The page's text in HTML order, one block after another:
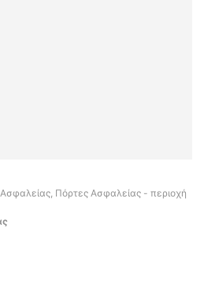
Πόρτες Ασφαλείας - περιοχή